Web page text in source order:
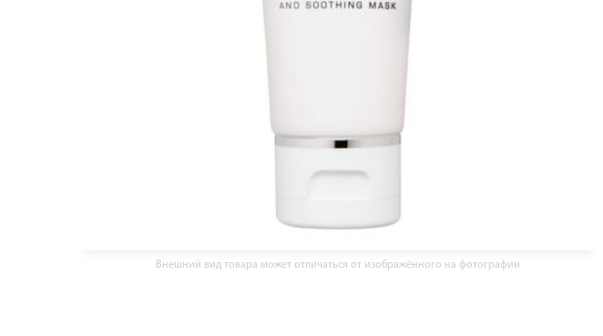
Внешний вид товара может отличаться от изображённого на фотографии